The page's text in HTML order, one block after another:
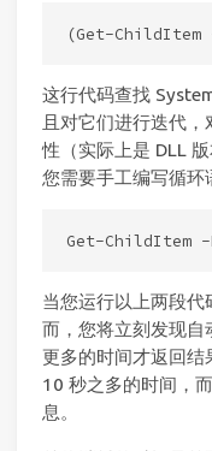
这行代码查找
且对它们进行迭代
性（实际上是 DLL
您需要手工编写循环
当您运行以上两段
而，您将立刻发现自
更多的时间才返回结
10 秒之多的时间，
息。